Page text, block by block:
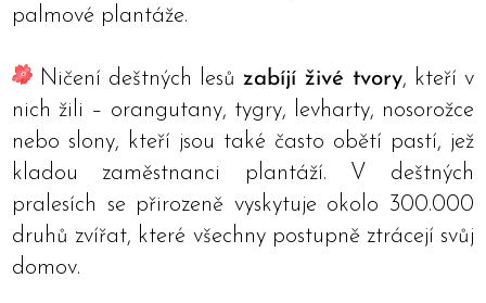
palmové plantáže.
Ničení deštných lesů zabíjí živé tvory, kteří v
nich žili – orangutany, tygry, levharty, nosorožce
nebo slony, kteří jsou také často obětí pastí, jež
kladou zaměstnanci plantáží. V deštných
pralesích se přirozeně vyskytuje okolo 300.000
druhů zvířat, které všechny postupně ztrácejí svůj
domov.